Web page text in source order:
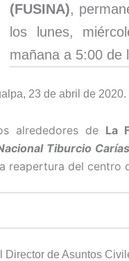
(FUSINA),
los lunes,
mañana a 5:00 de
23 de abril de 2020.
alrededores de La
Tiburcio
reapertura del centro
Director de Asuntos